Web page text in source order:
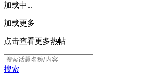
加载中...
加载更多
点击查看更多热帖
搜索